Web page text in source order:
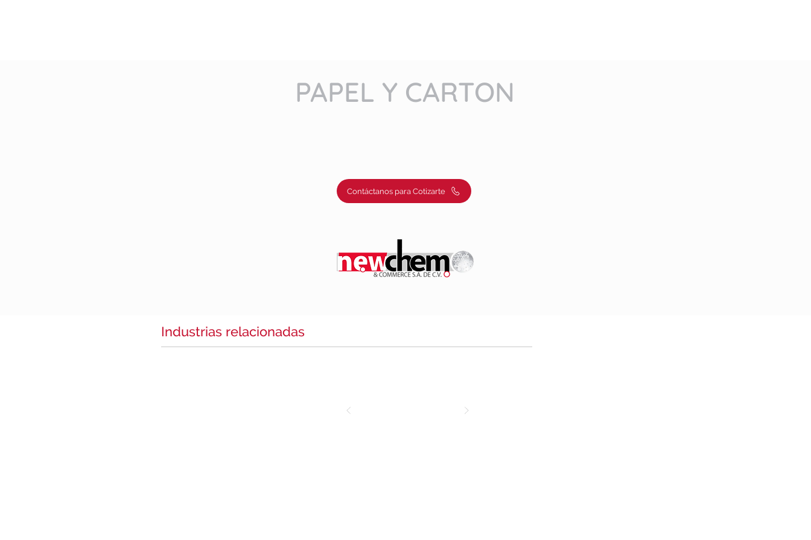
PAPEL Y CARTON
Contáctanos para Cotizarte
Industrias relacionadas